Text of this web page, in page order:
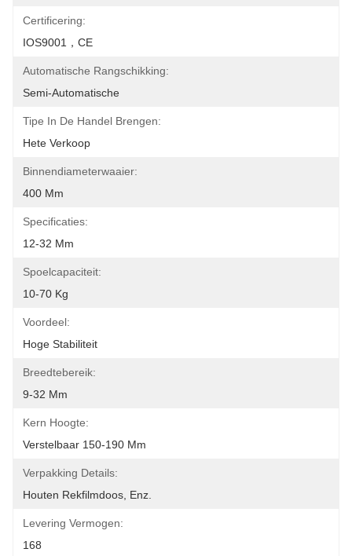
Certificering:
IOS9001，CE
Automatische Rangschikking:
Semi-Automatische
Tipe In De Handel Brengen:
Hete Verkoop
Binnendiameterwaaier:
400 Mm
Specificaties:
12-32 Mm
Spoelcapaciteit:
10-70 Kg
Voordeel:
Hoge Stabiliteit
Breedtebereik:
9-32 Mm
Kern Hoogte:
Verstelbaar 150-190 Mm
Verpakking Details:
Houten Rekfilmdoos, Enz.
Levering Vermogen:
168